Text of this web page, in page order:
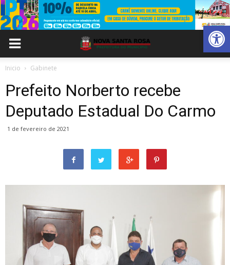
Abrir
Inicio Gabinete
Prefeito Norberto recebe
Deputado Estadual Do Carmo
1 de fevereiro de 2021